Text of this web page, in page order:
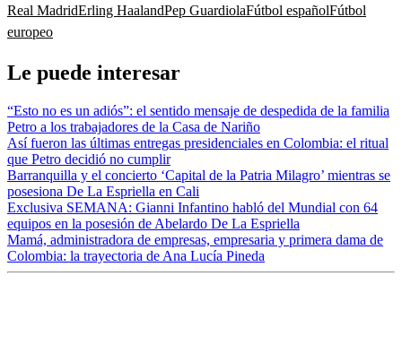
Real MadridErling HaalandPep GuardiolaFútbol españolFútbol
europeo
Le puede interesar
“Esto no es un adiós”: el sentido mensaje de despedida de la familia
Petro a los trabajadores de la Casa de Nariño
Así fueron las últimas entregas presidenciales en Colombia: el ritual
que Petro decidió no cumplir
Barranquilla y el concierto ‘Capital de la Patria Milagro’ mientras se
posesiona De La Espriella en Cali
Exclusiva SEMANA: Gianni Infantino habló del Mundial con 64
equipos en la posesión de Abelardo De La Espriella
Mamá, administradora de empresas, empresaria y primera dama de
Colombia: la trayectoria de Ana Lucía Pineda